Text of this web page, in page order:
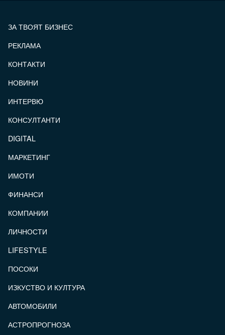
ЗА ТВОЯТ БИЗНЕС
РЕКЛАМА
КОНТАКТИ
НОВИНИ
ИНТЕРВЮ
КОНСУЛТАНТИ
DIGITAL
МАРКЕТИНГ
ИМОТИ
ФИНАНСИ
КОМПАНИИ
ЛИЧНОСТИ
LIFESTYLE
ПОСОКИ
ИЗКУСТВО И КУЛТУРА
АВТОМОБИЛИ
АСТРОПРОГНОЗА